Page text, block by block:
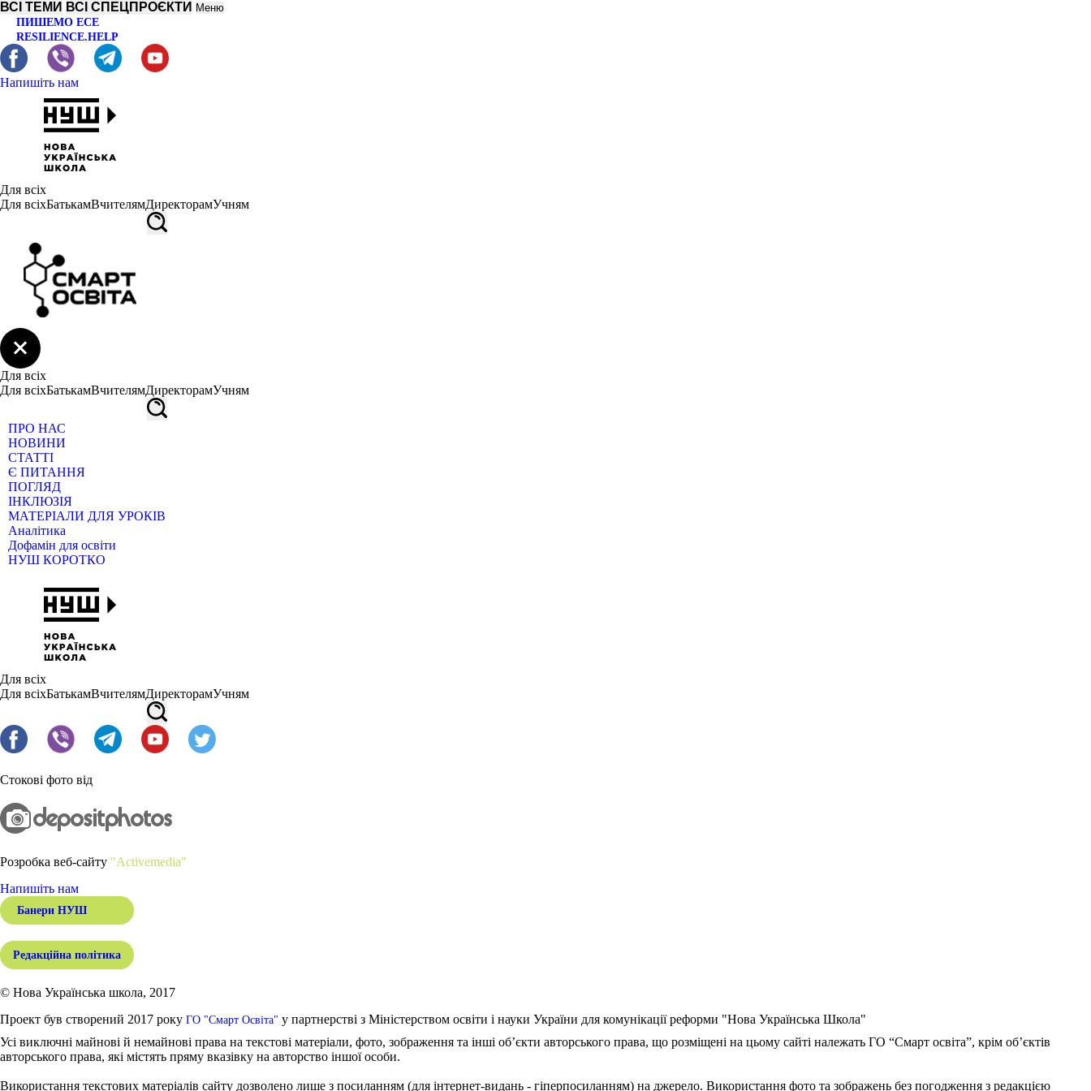
ВСІ ТЕМИ ВСІ СПЕЦПРОЄКТИ Меню
ПИШЕМО ЕСЕ
RESILIENCE.HELP
Напишіть нам
Для всіх
Для всіхБатькамВчителямДиректорамУчням
Для всіх
Для всіхБатькамВчителямДиректорамУчням
ПРО НАС
НОВИНИ
СТАТТІ
Є ПИТАННЯ
ПОГЛЯД
ІНКЛЮЗІЯ
МАТЕРІАЛИ ДЛЯ УРОКІВ
Аналітика
Дофамін для освіти
НУШ КОРОТКО
Для всіх
Для всіхБатькамВчителямДиректорамУчням
Стокові фото від
Розробка веб-сайту "Activemedia"
Напишіть нам
Банери НУШ
Редакційна політика
© Нова Українська школа, 2017
Проект був створений 2017 року ГО "Смарт Освіта" у партнерстві з Міністерством освіти і науки України для комунікації реформи "Нова Українська Школа"
Усі виключні майнові й немайнові права на текстові матеріали, фото, зображення та інші об’єкти авторського права, що розміщені на цьому сайті належать ГО “Смарт освіта”, крім об’єктів
авторського права, які містять пряму вказівку на авторство іншої особи.
Використання текстових матеріалів сайту дозволено лише з посиланням (для інтернет-видань - гіперпосиланням) на джерело. Використання фото та зображень без погодження з редакцією